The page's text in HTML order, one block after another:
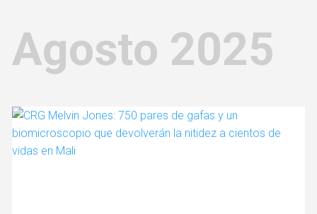
Agosto 2025